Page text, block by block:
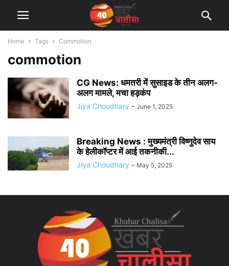
Home Tags Commotion
commotion
CG News: धमतरी में सुसाइड के तीन अलग-
अलग मामले, मचा हड़कंप
Jiya Choudhary - June 1, 2025
Breaking News : मुख्यमंत्री विष्णुदेव साय
के हेलीकॉप्टर में आई तकनीकी...
Jiya Choudhary - May 5, 2025